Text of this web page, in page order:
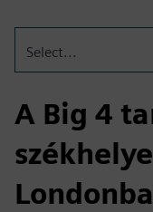
Select...
A Big 4